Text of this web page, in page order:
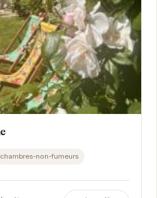
chambres-non-fumeurs